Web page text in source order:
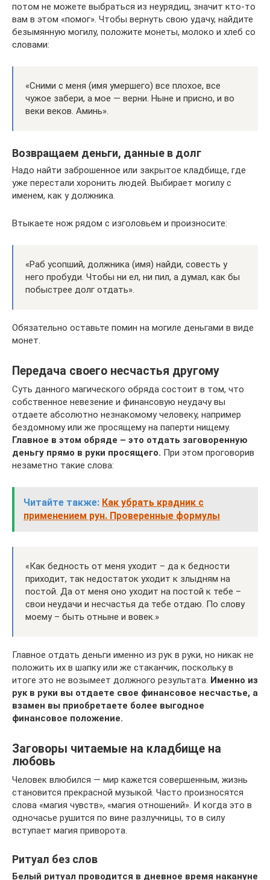
потом не можете выбраться из неурядиц, значит кто-то
вам в этом «помог». Чтобы вернуть свою удачу, найдите
безымянную могилу, положите монеты, молоко и хлеб со
словами:
«Сними с меня (имя умершего) все плохое, все
чужое забери, а мое — верни. Ныне и присно, и во
веки веков. Аминь».
Возвращаем деньги, данные в долг
Надо найти заброшенное или закрытое кладбище, где
уже перестали хоронить людей. Выбирает могилу с
именем, как у должника.
Втыкаете нож рядом с изголовьем и произносите:
«Раб усопший, должника (имя) найди, совесть у
него пробуди. Чтобы ни ел, ни пил, а думал, как бы
побыстрее долг отдать».
Обязательно оставьте помин на могиле деньгами в виде
монет.
Передача своего несчастья другому
Суть данного магического обряда состоит в том, что
собственное невезение и финансовую неудачу вы
отдаете абсолютно незнакомому человеку, например
бездомному или же просящему на паперти нищему.
Главное в этом обряде – это отдать заговоренную
деньгу прямо в руки просящего. При этом проговорив
незаметно такие слова:
Читайте также: Как убрать крадник с
применением рун. Проверенные формулы
«Как бедность от меня уходит – да к бедности
приходит, так недостаток уходит к злыдням на
постой. Да от меня оно уходит на постой к тебе –
свои неудачи и несчастья да тебе отдаю. По слову
моему – быть отныне и вовек.»
Главное отдать деньги именно из рук в руки, но никак не
положить их в шапку или же стаканчик, поскольку в
итоге это не возымеет должного результата. Именно из
рук в руки вы отдаете свое финансовое несчастье, а
взамен вы приобретаете более выгодное
финансовое положение.
Заговоры читаемые на кладбище на
любовь
Человек влюбился — мир кажется совершенным, жизнь
становится прекрасной музыкой. Часто произносятся
слова «магия чувств», «магия отношений». И когда это в
одночасье рушится по вине разлучницы, то в силу
вступает магия приворота.
Ритуал без слов
Белый ритуал проводится в дневное время накануне